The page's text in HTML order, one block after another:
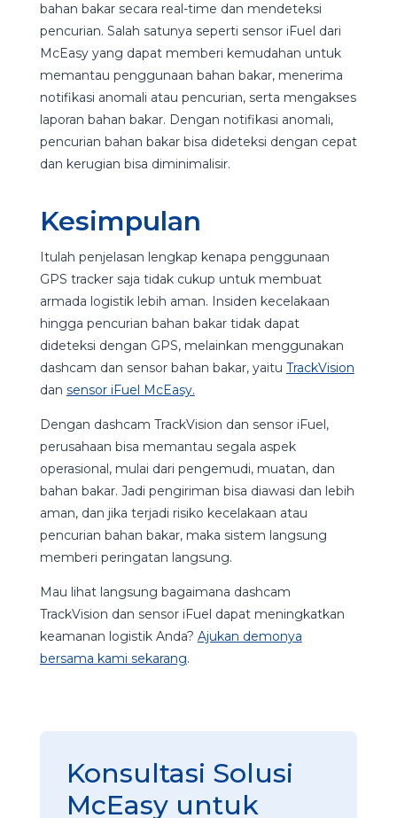
bahan bakar secara real-time dan mendeteksi
pencurian. Salah satunya seperti sensor iFuel dari
McEasy yang dapat memberi kemudahan untuk
memantau penggunaan bahan bakar, menerima
notifikasi anomali atau pencurian, serta mengakses
laporan bahan bakar. Dengan notifikasi anomali,
pencurian bahan bakar bisa dideteksi dengan cepat
dan kerugian bisa diminimalisir.
Kesimpulan
Itulah penjelasan lengkap kenapa penggunaan
GPS tracker saja tidak cukup untuk membuat
armada logistik lebih aman. Insiden kecelakaan
hingga pencurian bahan bakar tidak dapat
dideteksi dengan GPS, melainkan menggunakan
dashcam dan sensor bahan bakar, yaitu TrackVision
dan sensor iFuel McEasy.
Dengan dashcam TrackVision dan sensor iFuel,
perusahaan bisa memantau segala aspek
operasional, mulai dari pengemudi, muatan, dan
bahan bakar. Jadi pengiriman bisa diawasi dan lebih
aman, dan jika terjadi risiko kecelakaan atau
pencurian bahan bakar, maka sistem langsung
memberi peringatan langsung.
Mau lihat langsung bagaimana dashcam
TrackVision dan sensor iFuel dapat meningkatkan
keamanan logistik Anda? Ajukan demonya
bersama kami sekarang.
Konsultasi Solusi
McEasy untuk